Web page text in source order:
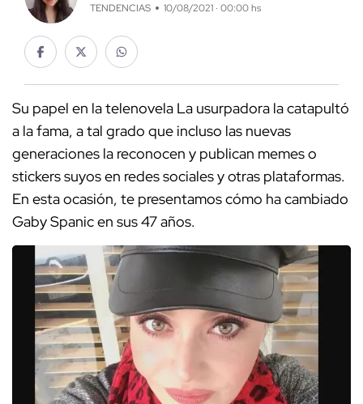
TENDENCIAS 10/08/2021 · 00:00 hs
Su papel en la telenovela La usurpadora la catapultó
a la fama, a tal grado que incluso las nuevas
generaciones la reconocen y publican memes o
stickers suyos en redes sociales y otras plataformas.
En esta ocasión, te presentamos cómo ha cambiado
Gaby Spanic en sus 47 años.